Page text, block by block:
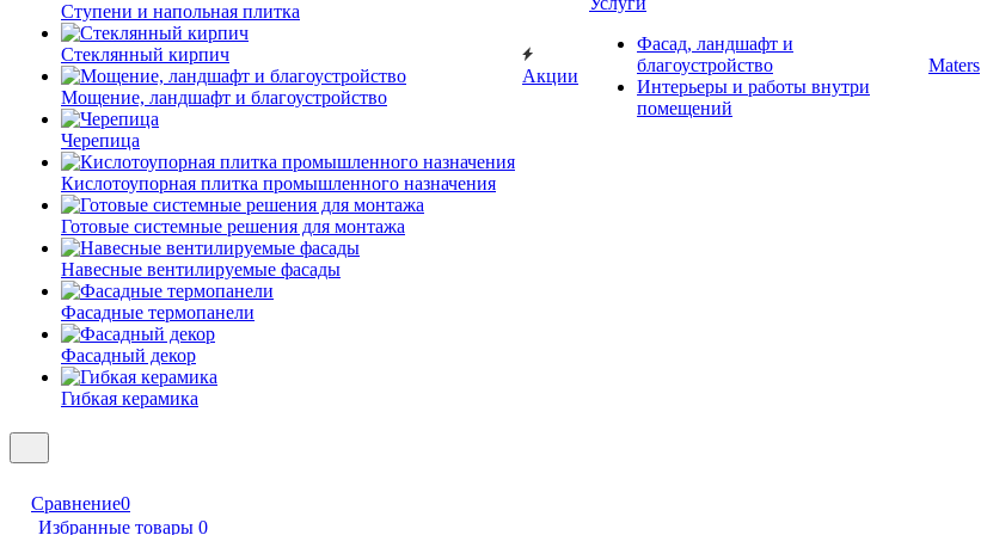
Ступени и напольная плитка
Cтеклянный кирпич
Мощение, ландшафт и благоустройство
Черепица
Кислотоупорная плитка промышленного назначения
Готовые системные решения для монтажа
Навесные вентилируемые фасады
Фасадные термопанели
Фасадный декор
Гибкая керамика
Акции
Фасад, ландшафт и
благоустройство
Интерьеры и работы внутри
помещений
Maters
Сравнение0
Избранные товары 0